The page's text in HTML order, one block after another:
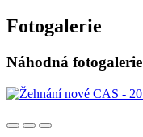
Fotogalerie
Náhodná fotogalerie